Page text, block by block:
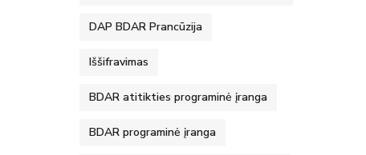
DAP BDAR Prancūzija
Iššifravimas
BDAR atitikties programinė įranga
BDAR programinė įranga